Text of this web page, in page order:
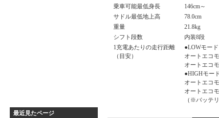
最近見たページ
乗車可能最低身長
146cm～
サドル最低地上高
78.0cm
重量
21.8kg
シフト段数
内装8段
1充電あたりの走行距離
（目安）
●LOWモード
オートエコ
オートエコ
●HIGHモー
オートエコ
オートエコ
（※バッテ